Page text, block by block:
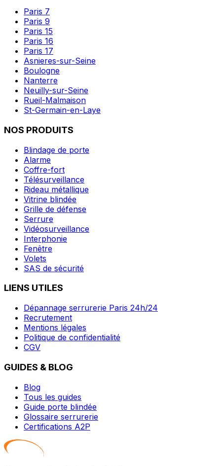
Paris 7
Paris 9
Paris 15
Paris 16
Paris 17
Asnieres-sur-Seine
Boulogne
Nanterre
Neuilly-sur-Seine
Rueil-Malmaison
St-Germain-en-Laye
NOS PRODUITS
Blindage de porte
Alarme
Coffre-fort
Télésurveillance
Rideau métallique
Vitrine blindée
Grille de défense
Serrure
Vidéosurveillance
Interphonie
Fenêtre
Volets
SAS de sécurité
LIENS UTILES
Dépannage serrurerie Paris 24h/24
Recrutement
Mentions légales
Politique de confidentialité
CGV
GUIDES & BLOG
Blog
Tous les guides
Guide porte blindée
Glossaire serrurerie
Certifications A2P